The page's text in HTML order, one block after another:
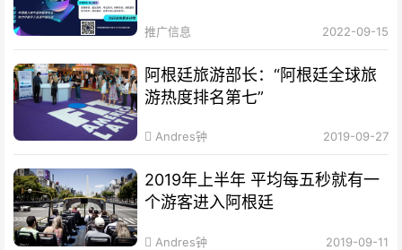
推广信息 2022-09-15
阿根廷旅游部长：“阿根廷全球旅
游热度排名第七”
Andres钟 2019-09-27
2019年上半年 平均每五秒就有一
个游客进入阿根廷
Andres钟 2019-09-11